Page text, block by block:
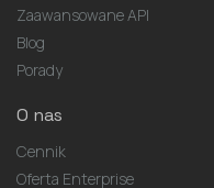
Zaawansowane API
Blog
Porady
O nas
Cennik
Oferta Enterprise